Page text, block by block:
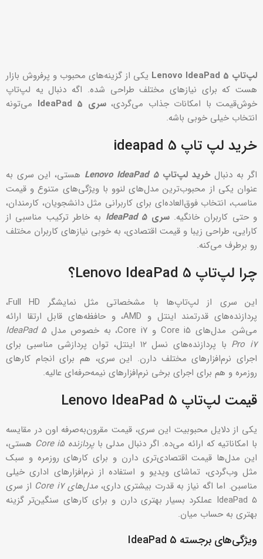
لپ‌تاپ Lenovo IdeaPad 5
یکی از گزینه‌های محبوب و پرفروش بازار
هست که برای نیازهای مختلف طراحی شده. اگه دنبال یه لپ‌تاپ
خوش‌قیمت با امکانات جذاب می‌گردی،سری IdeaPad 5
می‌تونه
انتخاب خیلی خوبی باشه.
خرید لپ تاپ ideapad 5
اگر به دنبالخرید لپ‌تاپLenovo IdeaPad 5 هستی، این سری به
عنوان یکی از محبوب‌ترین مدل‌های لنوو با ویژگی‌های متنوع و قیمت
مناسب، انتخاب فوق‌العاده‌ای برای کاربرانی مثل دانشجویان، کارمندان،
و حتی کاربران خانگیه.سریIdeaPad 5 به خاطر ترکیب مناسبی از
کارایی، طراحی زیبا و قیمت اقتصادی، به خوبی نیازهای کاربران مختلف
رو برطرف می‌کنه.
چرا لپ‌تاپ Lenovo IdeaPad 5؟
این سری از لپ‌تاپ‌ها با مشخصاتی مثل نمایشگر Full HD،
پردازنده‌های قدرتمند اینتل و AMD، و حافظه‌های قابل ارتقا ارائه
می‌شن. مدل‌های Core i5 و Core i7، به خصوص مدل
IdeaPad 5
Pro i7
با پردازنده‌های نسل ۱۲ اینتل، توان پردازشی مناسبی برای
اجرای نرم‌افزارهای مختلف دارن. این سری، هم برای انجام کارهای
روزمره و هم برای اجرای برخی نرم‌افزارهای نیمه‌حرفه‌ای عالیه.
قیمت لپ‌تاپ Lenovo IdeaPad 5
یکی از دلایل محبوبیت این سری، قیمت مقرون‌به‌صرفه اون در مقایسه
با امکاناتیه که ارائه می‌ده. اگر دنبال مدلی باپردازنده Core i5
هستی،
این مدل‌ها قیمت اقتصادی‌تری دارن و برای کارهای روزمره و سبک
مثل وب‌گردی، تماشای ویدیو و استفاده از نرم‌افزارهای اداری خیلی
مناسبن. اما اگه نیاز به قدرت بیشتری داری،مدل‌های Core i7
از سری
IdeaPad 5 عملکرد بسیار بهتری دارن و برای کارهای سنگین‌تر گزینه
بهتری به حساب میان.
ویژگی‌های برجسته IdeaPad 5